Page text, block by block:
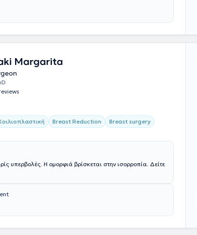
Margarita
Breast Reduction
Breast surgery
υπερβολές. Η ομορφιά βρίσκεται στην ισορροπία. Δείτε